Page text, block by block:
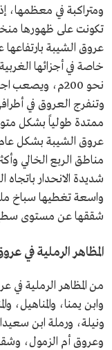
ومتراكبة في معظمها،
تكونت على ظهورها
عروق الشيبة
خاصة في أجزائها
نحو 200م،
وتنفرج العروق في
ممتدة طولياً بشكل
عروق الشيبة بشكل
مناطق الربع الخالي
شديدة الانحدار
واسعة تغطيها سباخ
شققها عن مستوى سطح
المظاهر الرملية في
من المظاهر الرملية
وابن يمنا، والمناهيل،
ونيلة، ورملة ابن
وعروق أم الزمول،